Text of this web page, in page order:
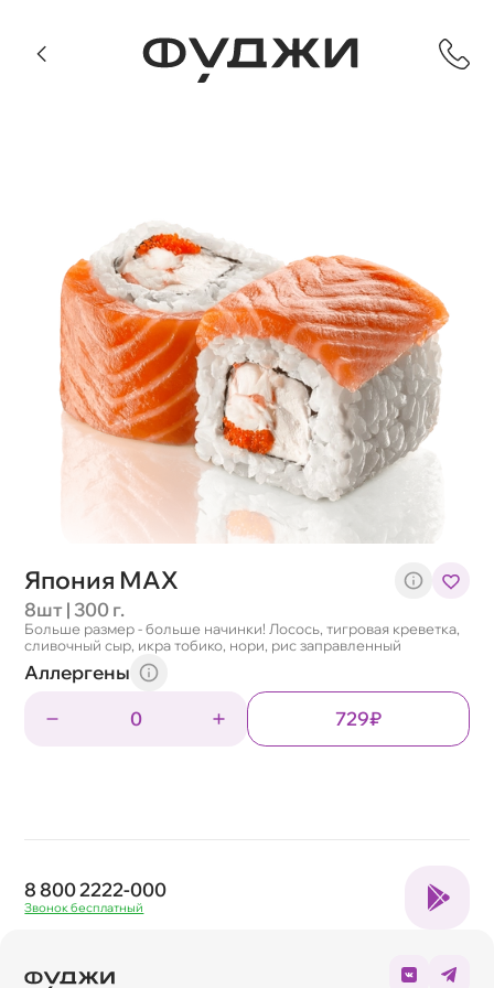
Япония МАХ
8шт | 300 г.
Больше размер - больше начинки! Лосось, тигровая креветка,
сливочный сыр, икра тобико, нори, рис заправленный
Аллергены
0
729₽
8 800 2222-000
Звонок бесплатный